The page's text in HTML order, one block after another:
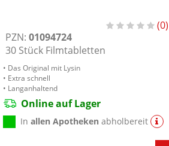
0
PZN: 01094724
30 Stück Filmtabletten
• Das Original mit Lysin
• Extra schnell
• Langanhaltend
Online auf Lager
Inallen Apotheken abholbereit